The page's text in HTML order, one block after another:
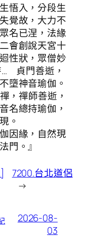
悟入，分段生
覺故，大力不
名已涅，法緣
會創說天宮十
性狀，眾僧妙
… 貞門善逝，
墮神音瑜伽。
，禪師善逝，
名總持瑜伽，
。
因緣，自然現
門。』
7200.台北道侶
→
2026-08-
03